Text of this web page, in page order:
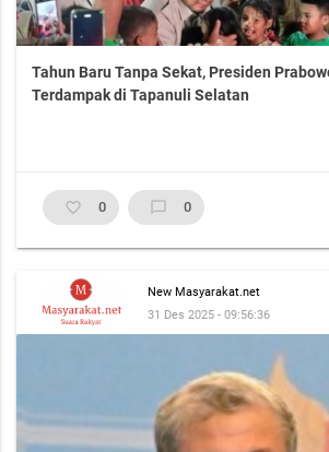
Tahun Baru Tanpa Sekat, Presiden
Terdampak di Tapanuli Selatan
favorite_border 0 chat_bubble_outline 0
New Masyarakat.net
31 Des 2025 - 09:56:36